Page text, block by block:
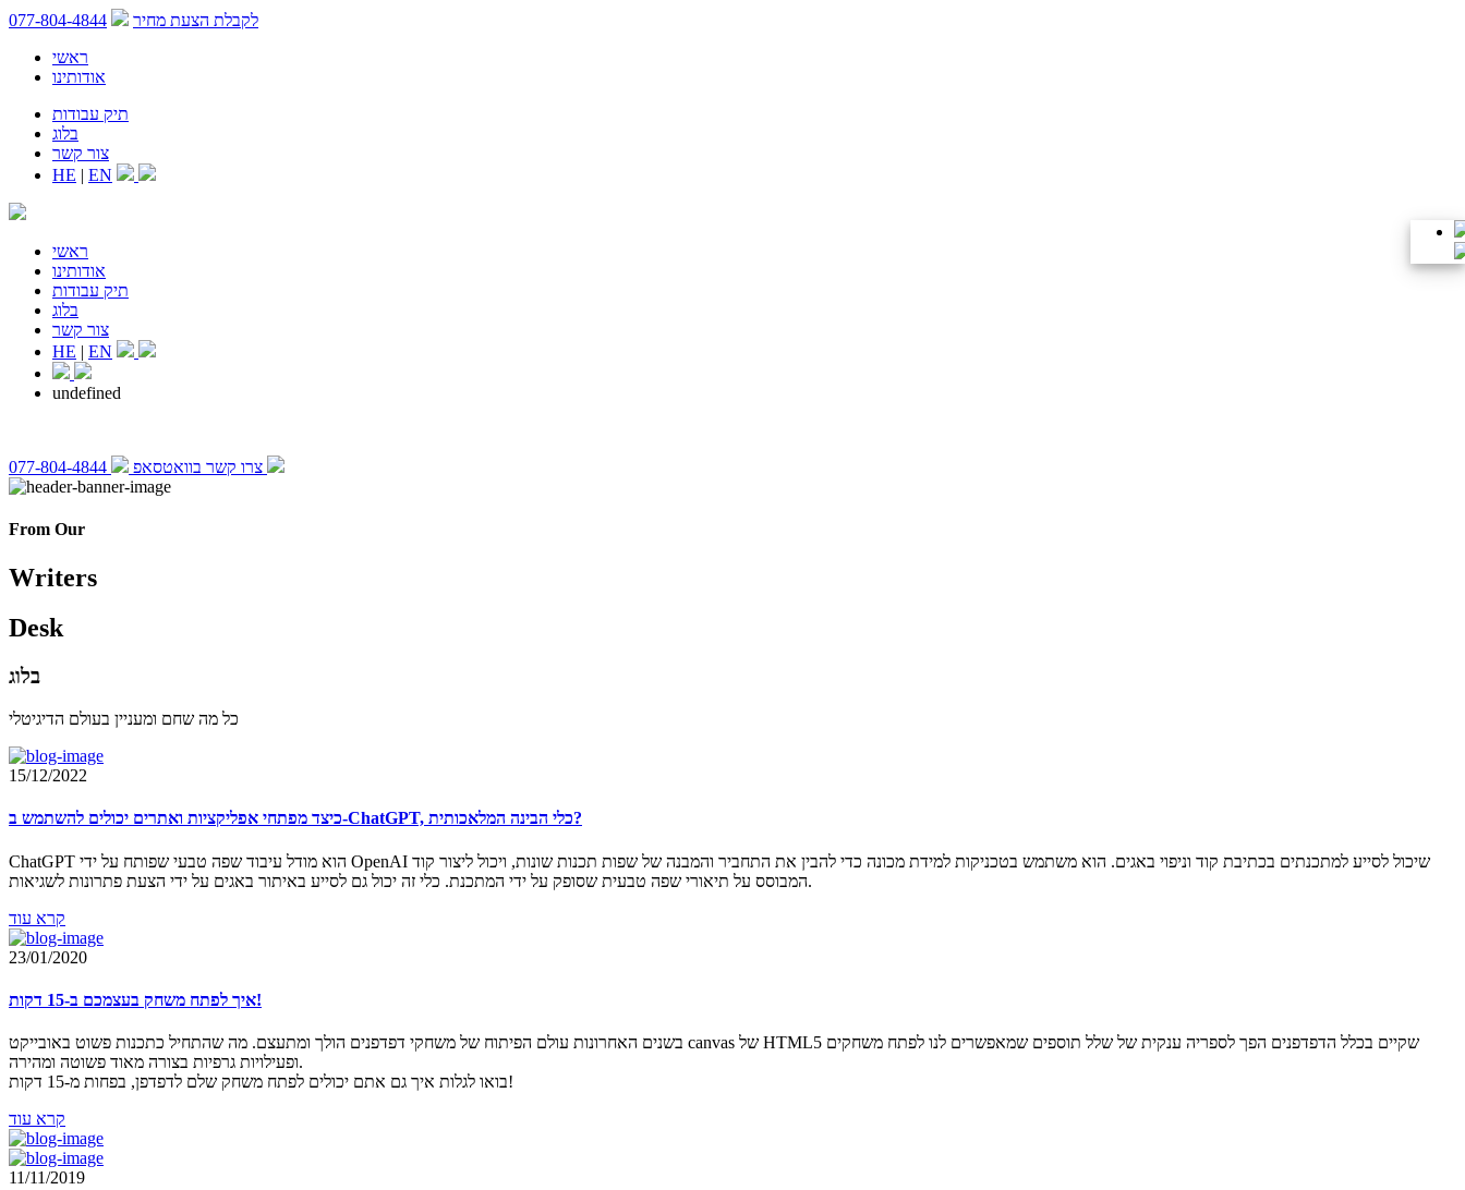
לקבלת הצעת מחיר
077-804-4844
ראשי
אודותינו
תיק עבודות
בלוג
צור קשר
HE | EN
ראשי
אודותינו
תיק עבודות
בלוג
צור קשר
HE | EN
undefined
צרו קשר בוואטסאפ 077-804-4844
From Our
Writers
Desk
בלוג
כל מה שחם ומעניין בעולם הדיגיטלי
15/12/2022
כיצד מפתחי אפליקציות ואתרים יכולים להשתמש ב-ChatGPT, כלי הבינה המלאכותית?
ChatGPT הוא מודל עיבוד שפה טבעי שפותח על ידי OpenAI שיכול לסייע למתכנתים בכתיבת קוד וניפוי באגים. הוא משתמש בטכניקות למידת מכונה כדי להבין את התחביר והמבנה של שפות תכנות שונות, ויכול ליצור קוד
המבוסס על תיאורי שפה טבעית שסופק על ידי המתכנת. כלי זה יכול גם לסייע באיתור באגים על ידי הצעת פתרונות לשגיאות.
קרא עוד
23/01/2020
איך לפתח משחק בעצמכם ב-15 דקות!
בשנים האחרונות עולם הפיתוח של משחקי דפדפנים הולך ומתעצם. מה שהתחיל כתכנות פשוט באובייקט canvas של HTML5 שקיים בכלל הדפדפנים הפך לספריה ענקית של שלל תוספים שמאפשרים לנו לפתח משחקים
ופעילויות גרפיות בצורה מאוד פשוטה ומהירה.
בואו לגלות איך גם אתם יכולים לפתח משחק שלם לדפדפן, בפחות מ-15 דקות!
קרא עוד
11/11/2019